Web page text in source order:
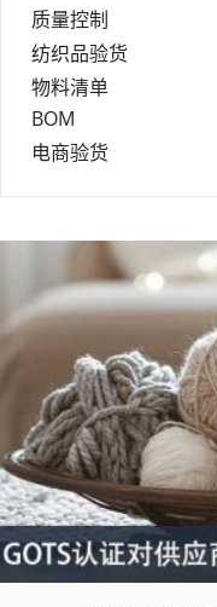
质量控制
纺织品验货
物料清单
BOM
电商验货